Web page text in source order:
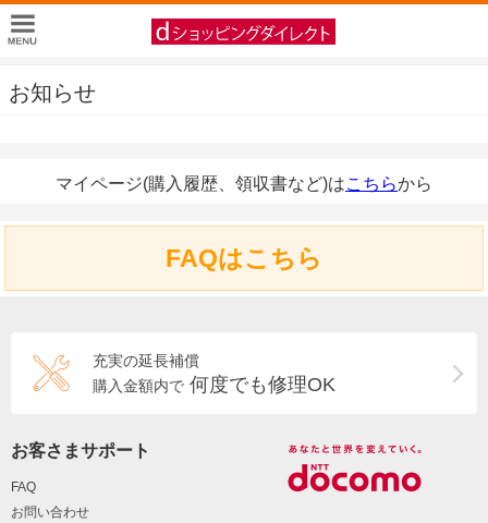
お知らせ
マイページ(購入履歴、領収書など)はこちらから
FAQはこちら
充実の延長補償
購入金額内で 何度でも修理OK
お客さまサポート
FAQ
お問い合わせ